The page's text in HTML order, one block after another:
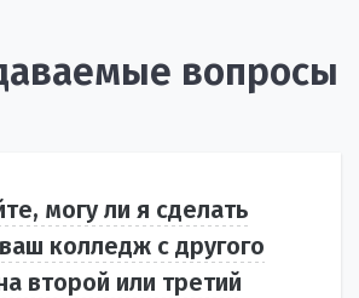
вопросы
могу ли я сделать
колледж с другого
второй или третий